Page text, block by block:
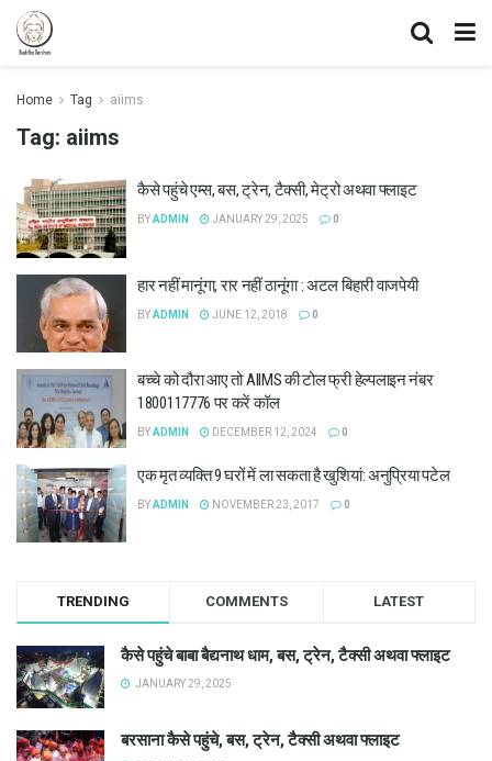
Home Tag aiims
Tag: aiims
कैसे पहुंचे एम्स, बस, ट्रेन, टैक्सी, मेट्रो अथवा फ्लाइट
BYADMIN JANUARY 29, 2025 0
हार नहीं मानूंगा, रार नहीं ठानूंगा : अटल बिहारी वाजपेयी
BYADMIN JUNE 12, 2018 0
बच्चे को दौरा आए तो AIIMS की टोल फ्री हेल्पलाइन नंबर
1800117776 पर करें कॉल
BYADMIN DECEMBER 12, 2024 0
एक मृत व्यक्ति 9 घरों में ला सकता है खुशियां: अनुप्रिया पटेल
BYADMIN NOVEMBER 23, 2017 0
TRENDING COMMENTS LATEST
कैसे पहुंचे बाबा बैद्यनाथ धाम, बस, ट्रेन, टैक्सी अथवा फ्लाइट
JANUARY 29, 2025
बरसाना कैसे पहुंचे, बस, ट्रेन, टैक्सी अथवा फ्लाइट